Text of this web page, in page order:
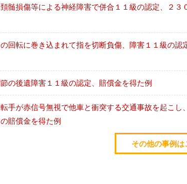
髄損傷等による神経障害で併合１１級の認定、２３
回転に巻き込まれて指を切断負傷、障害１１級の認
の後遺障害１１級の認定、賠償金を得た例
手が赤信号無視で他車と衝突する交通事故を起こし
賠償金を得た例
その他の事例は